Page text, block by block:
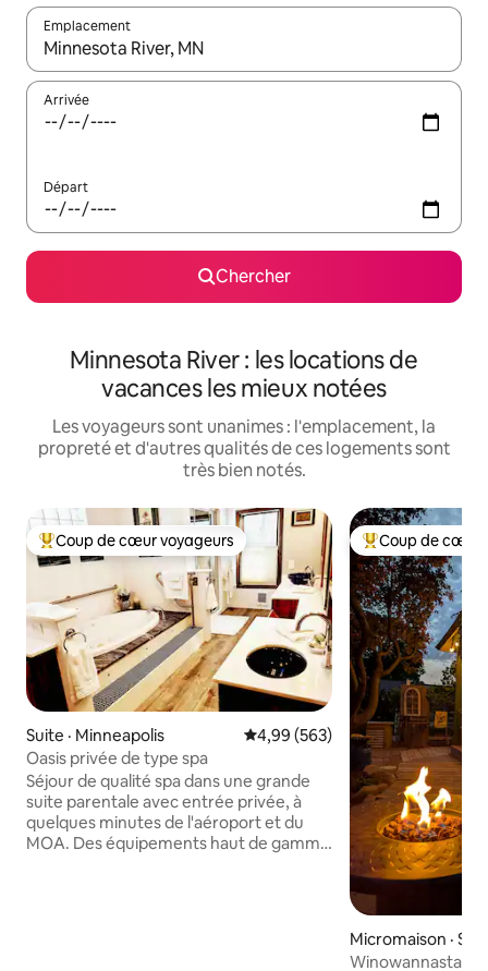
Emplacement
Quand les résultats sont affichés, parcourez-les en utilisant
Arrivée
Départ
Chercher
Minnesota River : les locations de
vacances les mieux notées
Les voyageurs sont unanimes : l'emplacement, la
propreté et d'autres qualités de ces logements sont
très bien notés.
Coup de cœur voyageurs parmi les plus aimés
Coup de cœur voyageurs
Suite · Minneapolis Note moyenne de 4,99 sur 5,
4,99 (563)
Oasis privée de type spa
Séjour de qualité spa dans une grande
suite parentale avec entrée privée, à
quelques minutes de l'aéroport et du
MOA. Des équipements haut de gamme
Coup de cœur
Coup de cœur
Micromaison ·
Winowannastay